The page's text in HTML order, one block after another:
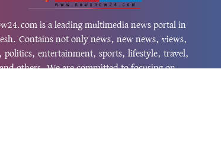
is a leading multimedia news portal in
Contains not only news, new news, views,
politics, entertainment, sports, lifestyle, travel,
others. We are committed to focusing on